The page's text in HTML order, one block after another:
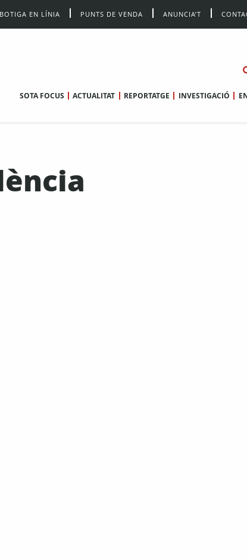
BOTIGA EN LÍNIA PUNTS DE VENDA ANUNCIA’T
SOTA FOCUS ACTUALITAT REPORTATGE INVESTIGACIÓ